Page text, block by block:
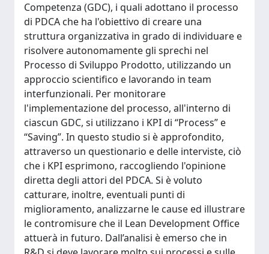
Competenza (GDC), i quali adottano il processo
di PDCA che ha l'obiettivo di creare una
struttura organizzativa in grado di individuare e
risolvere autonomamente gli sprechi nel
Processo di Sviluppo Prodotto, utilizzando un
approccio scientifico e lavorando in team
interfunzionali. Per monitorare
l'implementazione del processo, all'interno di
ciascun GDC, si utilizzano i KPI di “Process” e
“Saving”. In questo studio si è approfondito,
attraverso un questionario e delle interviste, ciò
che i KPI esprimono, raccogliendo l'opinione
diretta degli attori del PDCA. Si è voluto
catturare, inoltre, eventuali punti di
miglioramento, analizzarne le cause ed illustrare
le contromisure che il Lean Development Office
attuerà in futuro. Dall’analisi è emerso che in